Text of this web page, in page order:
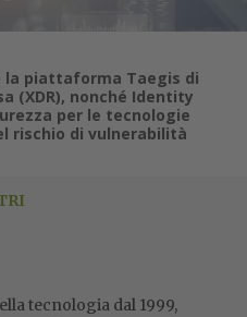
la piattaforma Taegis di
(XDR), nonché Identity
per le tecnologie
rischio di vulnerabilità
tecnologia dal 1999,